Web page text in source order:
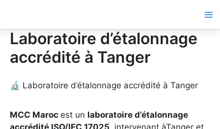
contenu
Laboratoire d’étalonnage
accrédité à Tanger
🔬 Laboratoire d’étalonnage accrédité à Tanger
MCC Maroc est un laboratoire d’étalonnage
accrédité ISO/IEC 17025, intervenant àTanger et